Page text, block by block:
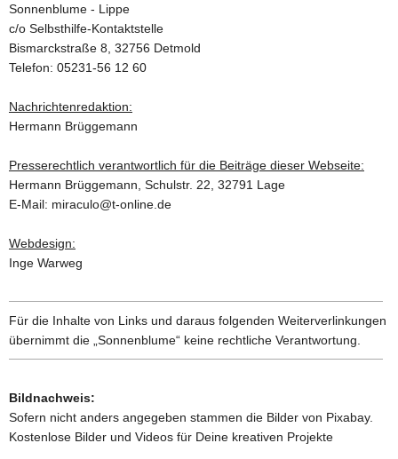
Sonnenblume - Lippe
c/o Selbsthilfe-Kontaktstelle
Bismarckstraße 8, 32756 Detmold
Telefon: 05231-56 12 60
Nachrichtenredaktion:
Hermann Brüggemann
Presserechtlich verantwortlich für die Beiträge dieser Webseite:
Hermann Brüggemann, Schulstr. 22, 32791 Lage
E-Mail: miraculo@t-online.de
Webdesign:
Inge Warweg
Für die Inhalte von Links und daraus folgenden Weiterverlinkungen
übernimmt die „Sonnenblume“ keine rechtliche Verantwortung.
Bildnachweis:
Sofern nicht anders angegeben stammen die Bilder von Pixabay.
Kostenlose Bilder und Videos für Deine kreativen Projekte